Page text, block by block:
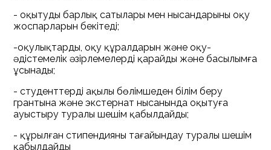
- оқытудың барлық сатылары мен нысандарының оқу
жоспарларын бекітеді;
-оқулықтарды, оқу құралдарын және оқу-
әдістемелік әзірлемелерді қарайды және басылымға
ұсынады;
- студенттерді ақылы бөлімшеден білім беру
грантына және экстернат нысанында оқытуға
ауыстыру туралы шешім қабылдайды;
- құрылған стипендияны тағайындау туралы шешім
қабылдайды